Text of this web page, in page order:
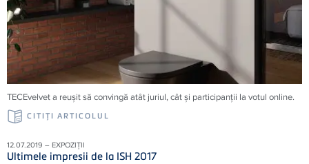
TECEvelvet a reușit să convingă atât juriul, cât și participanții la votul online.
CITIŢI ARTICOLUL
12.07.2019 – EXPOZIȚII
Ultimele impresii de la ISH 2017